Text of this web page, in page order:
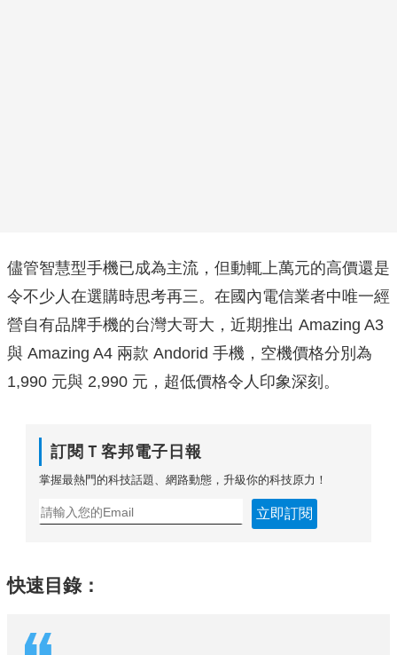
儘管智慧型手機已成為主流，但動輒上萬元的高價還是
令不少人在選購時思考再三。在國內電信業者中唯一經
營自有品牌手機的台灣大哥大，近期推出 Amazing A3
與 Amazing A4 兩款 Andorid 手機，空機價格分別為
1,990 元與 2,990 元，超低價格令人印象深刻。
訂閱Ｔ客邦電子日報
掌握最熱門的科技話題、網路動態，升級你的科技原力！
立即訂閱
快速目錄：